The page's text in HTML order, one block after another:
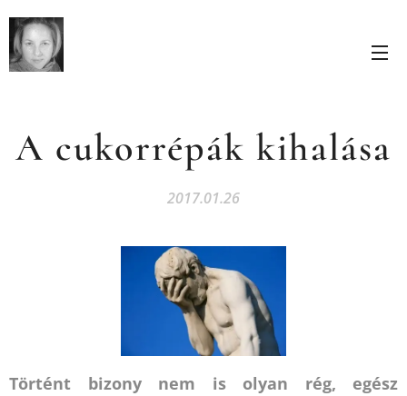
A cukorrépák kihalása
2017.01.26
Történt bizony nem is olyan rég, egész